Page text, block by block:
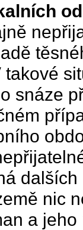
takové
snáze
nic
a